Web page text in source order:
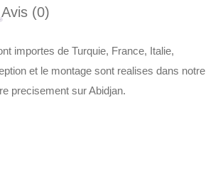
Avis (0)
importes de Turquie, France, Italie,
et le montage sont realises dans notre
precisement sur Abidjan.